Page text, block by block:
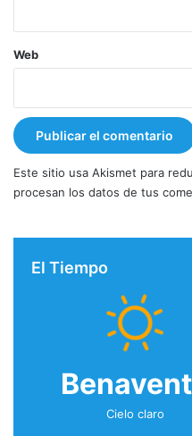
Web
Este sitio usa Akismet para
procesan los datos de tus
El Tiempo
Cielo claro